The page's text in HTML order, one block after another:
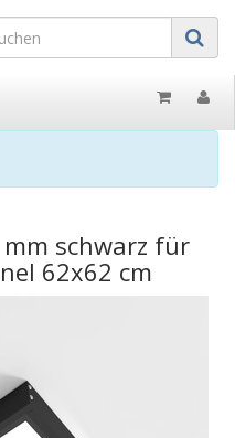
schwarz für
62x62 cm